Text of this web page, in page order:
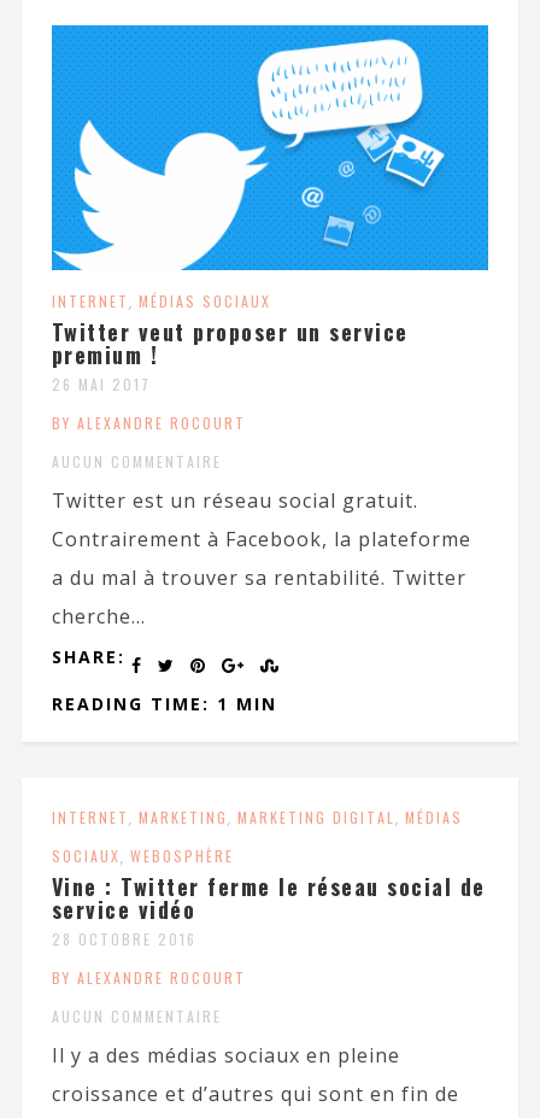
INTERNET, MÉDIAS SOCIAUX
Twitter veut proposer un service
premium !
26 MAI 2017
BY ALEXANDRE ROCOURT
AUCUN COMMENTAIRE
Twitter est un réseau social gratuit.
Contrairement à Facebook, la plateforme
a du mal à trouver sa rentabilité. Twitter
cherche...
SHARE:
READING TIME: 1 MIN
INTERNET, MARKETING, MARKETING DIGITAL , MÉDIAS
SOCIAUX, WEBOSPHÈRE
Vine : Twitter ferme le réseau social de
service vidéo
28 OCTOBRE 2016
BY ALEXANDRE ROCOURT
AUCUN COMMENTAIRE
Il y a des médias sociaux en pleine
croissance et d’autres qui sont en fin de